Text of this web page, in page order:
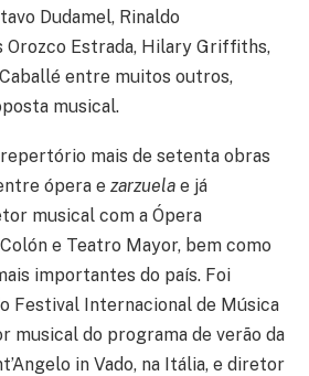
Dudamel, Rinaldo
Orozco Estrada, Hilary Griffiths,
entre muitos outros,
musical.
mais de setenta obras
ópera e zarzuela e já
musical com a Ópera
e Teatro Mayor, bem como
importantes do país. Foi
Festival Internacional de Música
musical do programa de verão da
in Vado, na Itália, e diretor